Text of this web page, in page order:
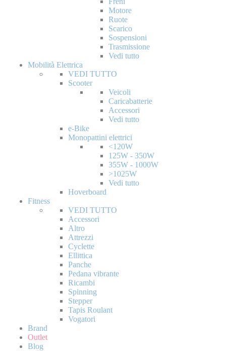
Motore
Ruote
Scarico
Sospensioni
Trasmissione
Vedi tutto
Mobilità Elettrica
VEDI TUTTO
Scooter
Veicoli
Caricabatterie
Accessori
Vedi tutto
e-Bike
Monopattini elettrici
<120W
125W - 350W
355W - 1000W
>1025W
Vedi tutto
Hoverboard
Fitness
VEDI TUTTO
Accessori
Altro
Attrezzi
Cyclette
Ellittica
Panche
Pedana vibrante
Ricambi
Spinning
Stepper
Tapis Roulant
Vogatori
Brand
Outlet
Blog